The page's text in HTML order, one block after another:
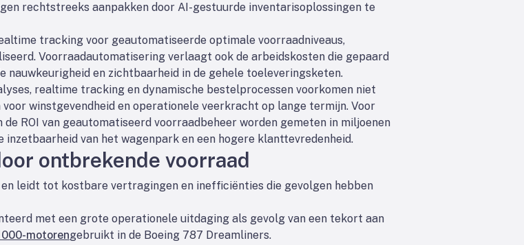
rechtstreeks aanpakken door AI-gestuurde inventarisoplossingen te
tracking voor geautomatiseerde optimale voorraadniveaus,
Voorraadautomatisering verlaagt ook de arbeidskosten die gepaard
en zichtbaarheid in de gehele toeleveringsketen.
realtime tracking en dynamische bestelprocessen voorkomen niet
winstgevendheid en operationele veerkracht op lange termijn. Voor
ROI van geautomatiseerd voorraadbeheer worden gemeten in miljoenen
van het wagenpark en een hogere klanttevredenheid.
ontbrekende voorraad
leidt tot kostbare vertragingen en inefficiënties die gevolgen hebben
met een grote operationele uitdaging als gevolg van een tekort aan
motorengebruikt in de Boeing 787 Dreamliners.